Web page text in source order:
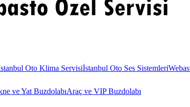
Oto Klima Servisiİstanbul Oto Ses Sistemleri
ve Yat BuzdolabıAraç ve VIP Buzdolabı